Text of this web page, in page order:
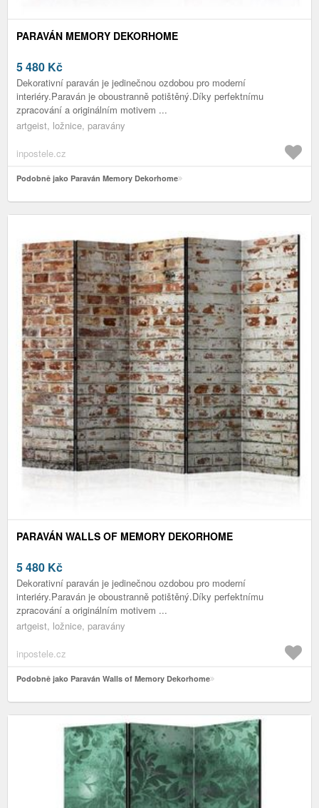
PARAVÁN MEMORY DEKORHOME
5 480 Kč
Dekorativní paraván je jedinečnou ozdobou pro moderní
interiéry.Paraván je oboustranně potištěný.Díky perfektnímu
zpracování a originálním motivem ...
artgeist, ložnice, paravány
inpostele.cz
Podobně jako Paraván Memory Dekorhome
PARAVÁN WALLS OF MEMORY DEKORHOME
5 480 Kč
Dekorativní paraván je jedinečnou ozdobou pro moderní
interiéry.Paraván je oboustranně potištěný.Díky perfektnímu
zpracování a originálním motivem ...
artgeist, ložnice, paravány
inpostele.cz
Podobně jako Paraván Walls of Memory Dekorhome